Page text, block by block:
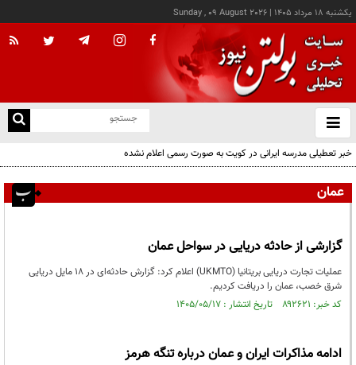
يکشنبه ۱۸ مرداد ۱۴۰۵ |
Sunday , 09 August 2026
باز
و
خبر تعطیلی مدرسه ایرانی در کویت به صورت رسمی اعلام نشده
عمان
گزارشی از حادثه دریایی در سواحل عمان
عملیات تجارت دریایی بریتانیا (UKMTO) اعلام کرد: گزارش حادثه‌ای در ۱۸ مایل دریایی
شرق خصب، عمان را دریافت کردیم.
کد خبر: ۸۹۲۶۲۱ تاریخ انتشار : ۱۴۰۵/۰۵/۱۷
ادامه مذاکرات ایران و عمان درباره تنگه هرمز